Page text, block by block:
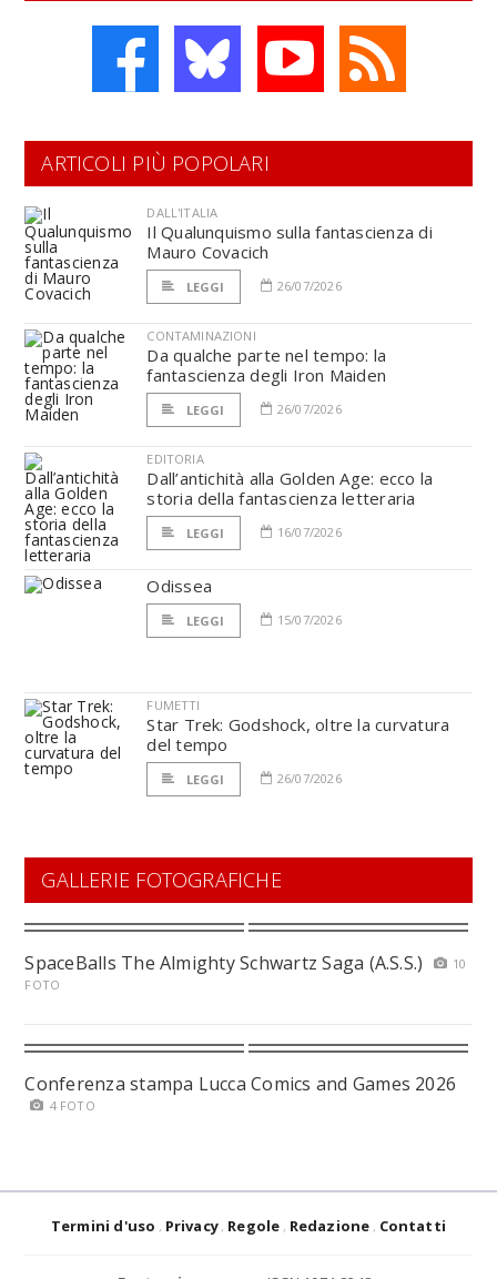
ARTICOLI PIÙ POPOLARI
DALL'ITALIA
Il Qualunquismo sulla fantascienza di
Mauro Covacich
LEGGI 26/07/2026
CONTAMINAZIONI
Da qualche parte nel tempo: la
fantascienza degli Iron Maiden
LEGGI 26/07/2026
EDITORIA
Dall’antichità alla Golden Age: ecco la
storia della fantascienza letteraria
LEGGI 16/07/2026
Odissea
LEGGI 15/07/2026
FUMETTI
Star Trek: Godshock, oltre la curvatura
del tempo
LEGGI 26/07/2026
GALLERIE FOTOGRAFICHE
SpaceBalls The Almighty Schwartz Saga (A.S.S.)
10
FOTO
Conferenza stampa Lucca Comics and Games 2026
4 FOTO
Termini d'uso Privacy Regole Redazione Contatti